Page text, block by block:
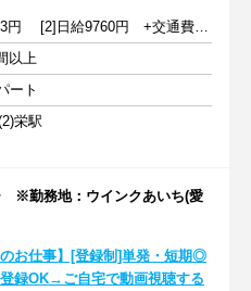
[1]日給1万6623円 [2]日給9760円 +交通費規定支給
以上
ート
栄駅
※勤務地：ウインクあいち(愛
のお仕事】[登録制]単発・短期◎
録OK→ご自宅で動画視聴する